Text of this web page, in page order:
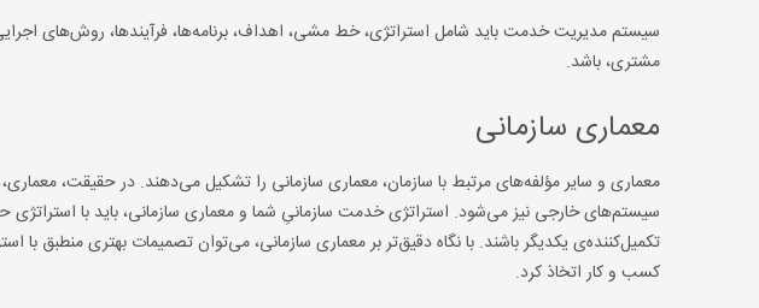
سیستم مدیریت خدمت باید شامل استراتژی، خط مشی، اهداف، برنامه‌ها، فرآیندها، روش‌های
مشتری، باشد.
معماری سازمانی
معماری و سایر مؤلفه‌های مرتبط با سازمان، معماری سازمانی را تشکیل می‌دهند. در حقیقت،
سیستم‌های خارجی نیز می‌شود. استراتژی خدمت سازمانیِ شما و معماری سازمانی، باید با
تکمیل‌کننده‌ی یکدیگر باشند. با نگاه دقیق‌تر بر معماری سازمانی، می‌توان تصمیمات بهتری
کسب و کار اتخاذ کرد.